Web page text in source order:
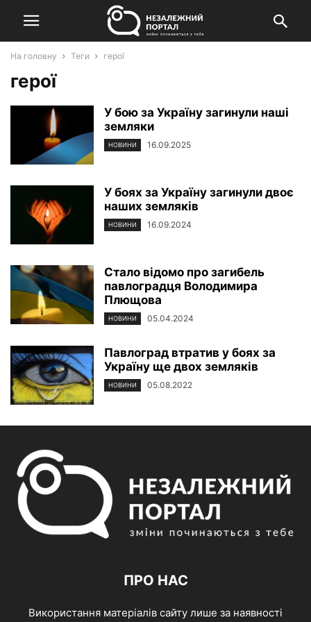
На головну Теги герої
герої
У бою за Україну загинули наші
земляки
НОВИНИ 16.09.2025
У боях за Україну загинули двоє
наших земляків
НОВИНИ 16.09.2024
Стало відомо про загибель
павлоградця Володимира
Плющова
НОВИНИ 05.04.2024
Павлоград втратив у боях за
Україну ще двох земляків
НОВИНИ 05.08.2022
ПРО НАС
Використання матеріалів сайту лише за наявності